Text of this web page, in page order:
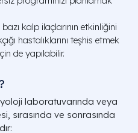
kalp ilaçlarının etkinliğini
hastalıklarını teşhis etmek
de yapılabilir.
laboratuvarında veya
sırasında ve sonrasında